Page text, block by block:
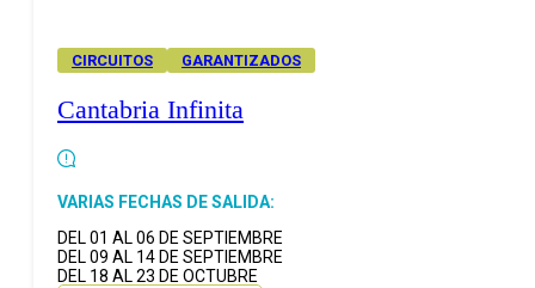
CIRCUITOS GARANTIZADOS
Cantabria Infinita
VARIAS FECHAS DE SALIDA:
DEL 01 AL 06 DE SEPTIEMBRE
DEL 09 AL 14 DE SEPTIEMBRE
DEL 18 AL 23 DE OCTUBRE